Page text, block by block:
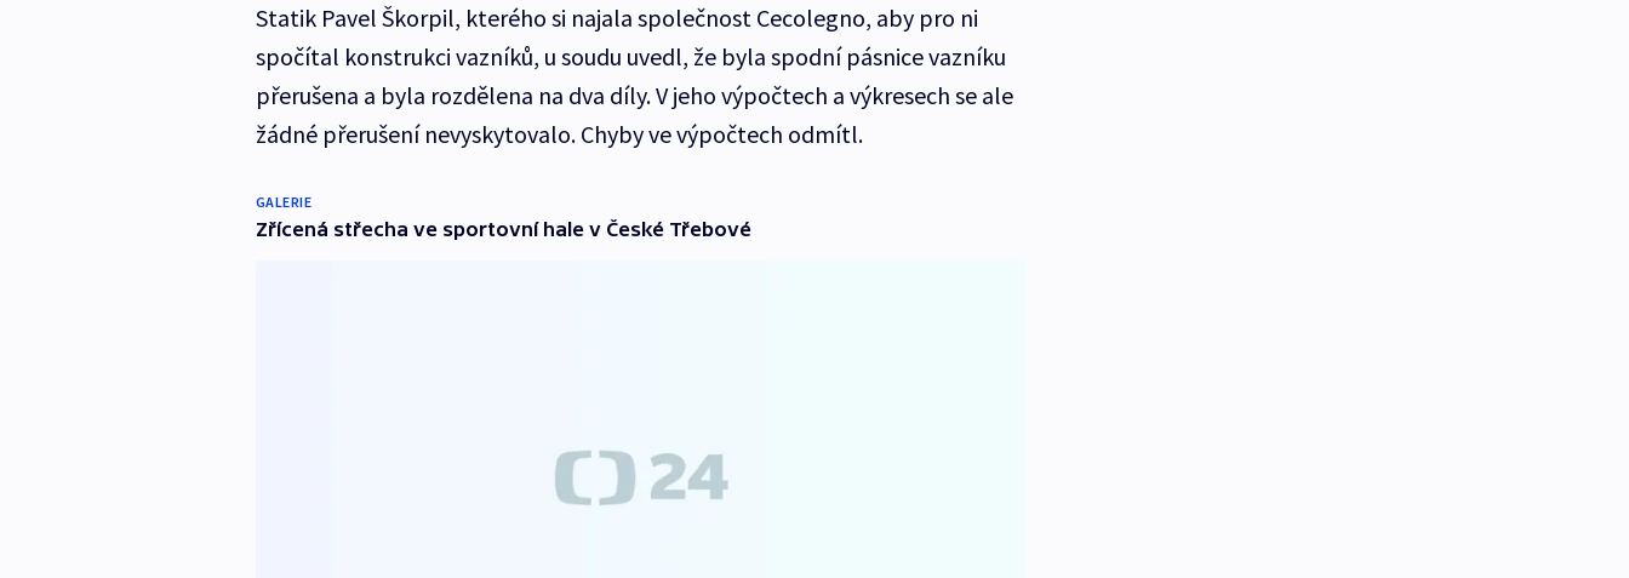
Statik Pavel Škorpil, kterého si najala společnost Cecolegno, aby pro ni
spočítal konstrukci vazníků, u soudu uvedl, že byla spodní pásnice vazníku
přerušena a byla rozdělena na dva díly. V jeho výpočtech a výkresech se ale
žádné přerušení nevyskytovalo. Chyby ve výpočtech odmítl.
GALERIE
Zřícená střecha ve sportovní hale v České Třebové